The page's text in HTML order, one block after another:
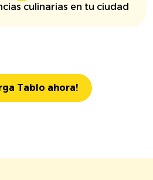
culinarias en tu ciudad
Tablo ahora!